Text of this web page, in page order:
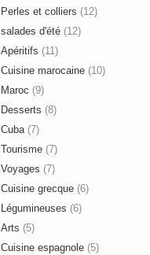
Perles et colliers (12)
salades d'été (12)
Apéritifs (11)
Cuisine marocaine (10)
Maroc (9)
Desserts (8)
Cuba(7)
Tourisme (7)
Voyages (7)
Cuisine grecque (6)
Légumineuses (6)
Arts (5)
Cuisine espagnole (5)